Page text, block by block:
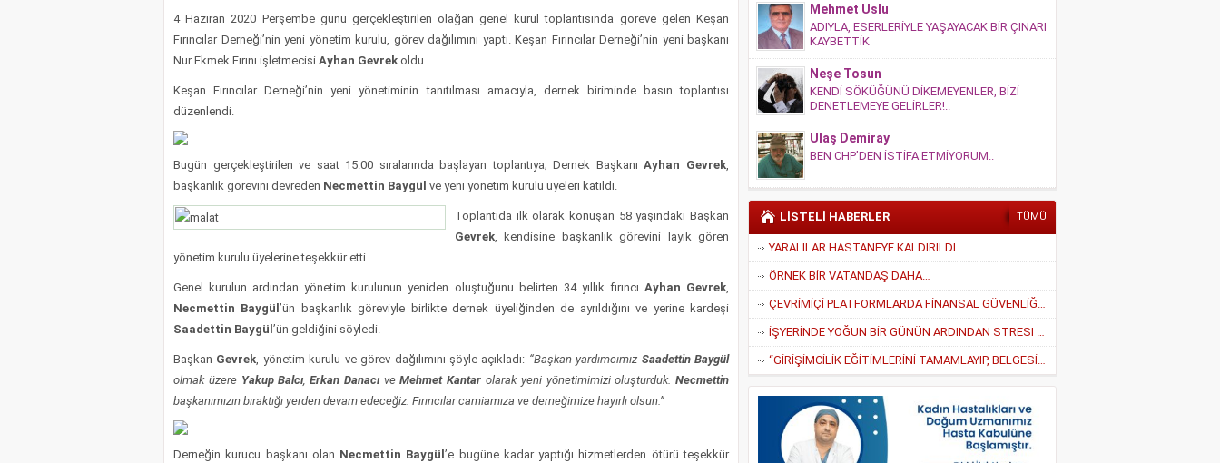
4 Haziran 2020 Perşembe günü gerçekleştirilen olağan genel kurul toplantısında göreve gelen Keşan
Fırıncılar Derneği’nin yeni yönetim kurulu, görev dağılımını yaptı. Keşan Fırıncılar Derneği’nin yeni başkanı
Nur Ekmek Fırını işletmecisi Ayhan Gevrek oldu.
Keşan Fırıncılar Derneği’nin yeni yönetiminin tanıtılması amacıyla, dernek biriminde basın toplantısı
düzenlendi.
Bugün gerçekleştirilen ve saat 15.00 sıralarında başlayan toplantıya; Dernek BaşkanıAyhan Gevrek,
başkanlık görevini devreden Necmettin Baygül ve yeni yönetim kurulu üyeleri katıldı.
Toplantıda ilk olarak konuşan 58 yaşındaki Başkan
Gevrek, kendisine başkanlık görevini layık gören
yönetim kurulu üyelerine teşekkür etti.
Genel kurulun ardından yönetim kurulunun yeniden oluştuğunu belirten 34 yıllık fırıncı Ayhan Gevrek,
Necmettin Baygül’ün başkanlık göreviyle birlikte dernek üyeliğinden de ayrıldığını ve yerine kardeşi
Saadettin Baygül ’ün geldiğini söyledi.
Başkan Gevrek, yönetim kurulu ve görev dağılımını şöyle açıkladı: “Başkan yardımcımız Saadettin Baygül
olmak üzere Yakup Balcı,Erkan DanacıveMehmet Kantar olarak yeni yönetimimizi oluşturduk.Necmettin
başkanımızın bıraktığı yerden devam edeceğiz. Fırıncılar camiamıza ve derneğimize hayırlı olsun.”
Derneğin kurucu başkanı olan Necmettin Baygül’e bugüne kadar yaptığı hizmetlerden ötürü teşekkür
Mehmet Uslu
ADIYLA, ESERLERİYLE YAŞAYACAK BİR ÇINARI
KAYBETTİK
Neşe Tosun
KENDİ SÖKÜĞÜNÜ DİKEMEYENLER, BİZİ
DENETLEMEYE GELİRLER!..
Ulaş Demiray
BEN CHP’DEN İSTİFA ETMİYORUM..
LİSTELİ HABERLER TÜMÜ
YARALILAR HASTANEYE KALDIRILDI
ÖRNEK BİR VATANDAŞ DAHA…